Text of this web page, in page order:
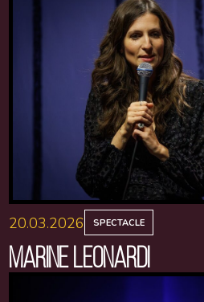
20.03.2026 SPECTACLE
MARINE LEONARDI